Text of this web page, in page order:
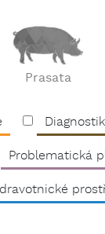
Prasata
Problematická